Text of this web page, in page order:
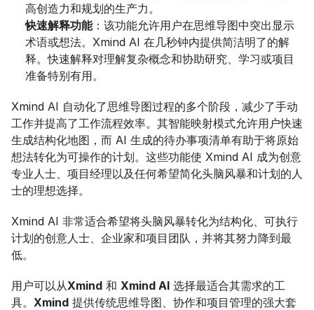
高创造力和规划的生产力。
快速解释功能：该功能允许用户在思维导图中突出显示
术语或想法。Xmind AI 在几秒钟内提供简洁明了的解
释。快速解释对理解复杂概念和协助研究、学习或项目
准备特别有用。
Xmind AI 自动化了思维导图过程的多个阶段，减少了手动
工作并提高了工作流程效率。其智能映射模式允许用户快速
生成结构化地图，而 AI 生成的待办事项清单有助于将原始
想法转化为可操作的计划。这些功能使 Xmind AI 成为创意
专业人士、项目经理以及任何希望简化头脑风暴和计划的人
士的理想选择。
Xmind AI 非常适合希望将头脑风暴转化为结构化、可执行
计划的创意人士、企业家和项目团队，并将其努力降到最
低。
用户可以从Xmind 和 Xmind AI 选择最适合其需求的工
具。 Xmind 提供传统思维导图、协作和项目管理的强大套